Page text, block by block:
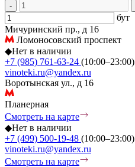
-
бут
Мичуринский пр., д 16
Ломоносовский проспект
◆Нет в наличии
+7 (985) 761-63-24 (10:00–23:00)
vinoteki.ru@yandex.ru
Воротынская ул., д 16
Планерная
Смотреть на карте
◆Нет в наличии
+7 (499) 500-19-48 (10:00–23:00)
vinoteki.ru@yandex.ru
Смотреть на карте